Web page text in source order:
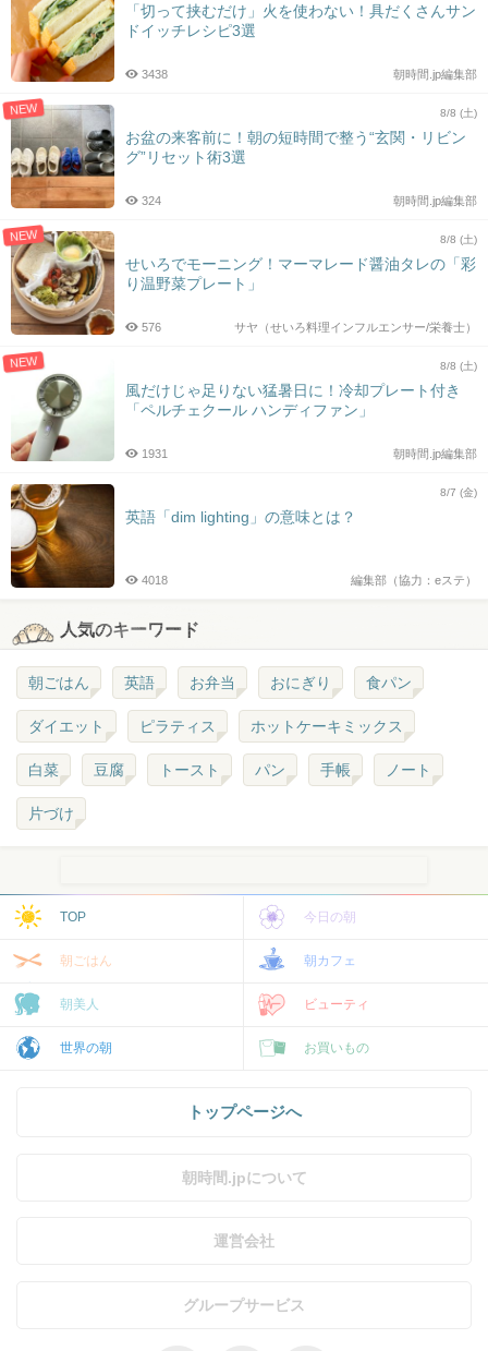
「切って挟むだけ」火を使わない！具だくさんサン
ドイッチレシピ3選
朝時間.jp編集部
3438
NEW 8/8 (土)
お盆の来客前に！朝の短時間で整う“玄関・リビン
グ”リセット術3選
朝時間.jp編集部
324
NEW 8/8 (土)
せいろでモーニング！マーマレード醤油タレの「彩
り温野菜プレート」
サヤ（せいろ料理インフルエンサー/栄養士）
576
NEW 8/8 (土)
風だけじゃ足りない猛暑日に！冷却プレート付き
「ペルチェクール ハンディファン」
朝時間.jp編集部
1931
8/7 (金)
英語「dim lighting」の意味とは？
編集部（協力：eステ）
4018
人気のキーワード
朝ごはん 英語 お弁当 おにぎり 食パン
ダイエット ピラティス ホットケーキミックス
白菜 豆腐 トースト パン 手帳 ノート
片づけ
TOP 今日の朝
朝ごはん 朝カフェ
朝美人 ビューティ
世界の朝 お買いもの
トップページへ
朝時間.jpについて
運営会社
グループサービス